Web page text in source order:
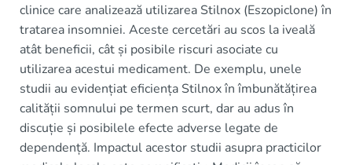
clinice care analizează utilizarea Stilnox (Eszopiclone) în
tratarea insomniei. Aceste cercetări au scos la iveală
atât beneficii, cât și posibile riscuri asociate cu
utilizarea acestui medicament. De exemplu, unele
studii au evidențiat eficiența Stilnox în îmbunătățirea
calității somnului pe termen scurt, dar au adus în
discuție și posibilele efecte adverse legate de
dependență. Impactul acestor studii asupra practicilor